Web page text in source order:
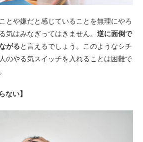
とや嫌だと感じていることを無理にやろ
気はみなぎってはきません。 逆に面倒で
がると言えるでしょう。このようなシチ
のやる気スイッチを入れることは困難で
ない】